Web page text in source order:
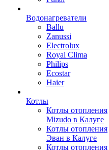
Водонагреватели
Ballu
Zanussi
Electrolux
Royal Clima
Philips
Ecostar
Haier
Котлы
Котлы отопления
Mizudo в Калуге
Котлы отопления
Эван в Калуге
Котлы отопления